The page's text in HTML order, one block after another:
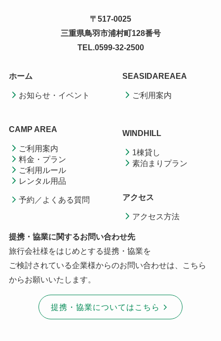
〒517-0025
三重県鳥羽市浦村町128番号
TEL.0599-32-2500
ホーム
お知らせ・イベント
CAMP AREA
ご利用案内
料金・プラン
ご利用ルール
レンタル用品
予約／よくある質問
SEASIDAREAEA
ご利用案内
WINDHILL
1棟貸し
素泊まりプラン
アクセス
アクセス方法
提携・協業に関するお問い合わせ先
旅行会社様をはじめとする提携・協業を
ご検討されている企業様からのお問い合わせは、こちら
からお願いいたします。
提携・協業についてはこちら